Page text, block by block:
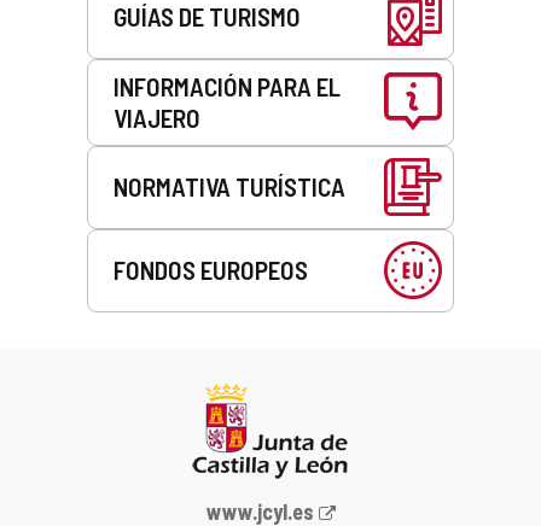
GUÍAS DE TURISMO
INFORMACIÓN PARA EL
VIAJERO
NORMATIVA TURÍSTICA
FONDOS EUROPEOS
Portal
www.jcyl.es